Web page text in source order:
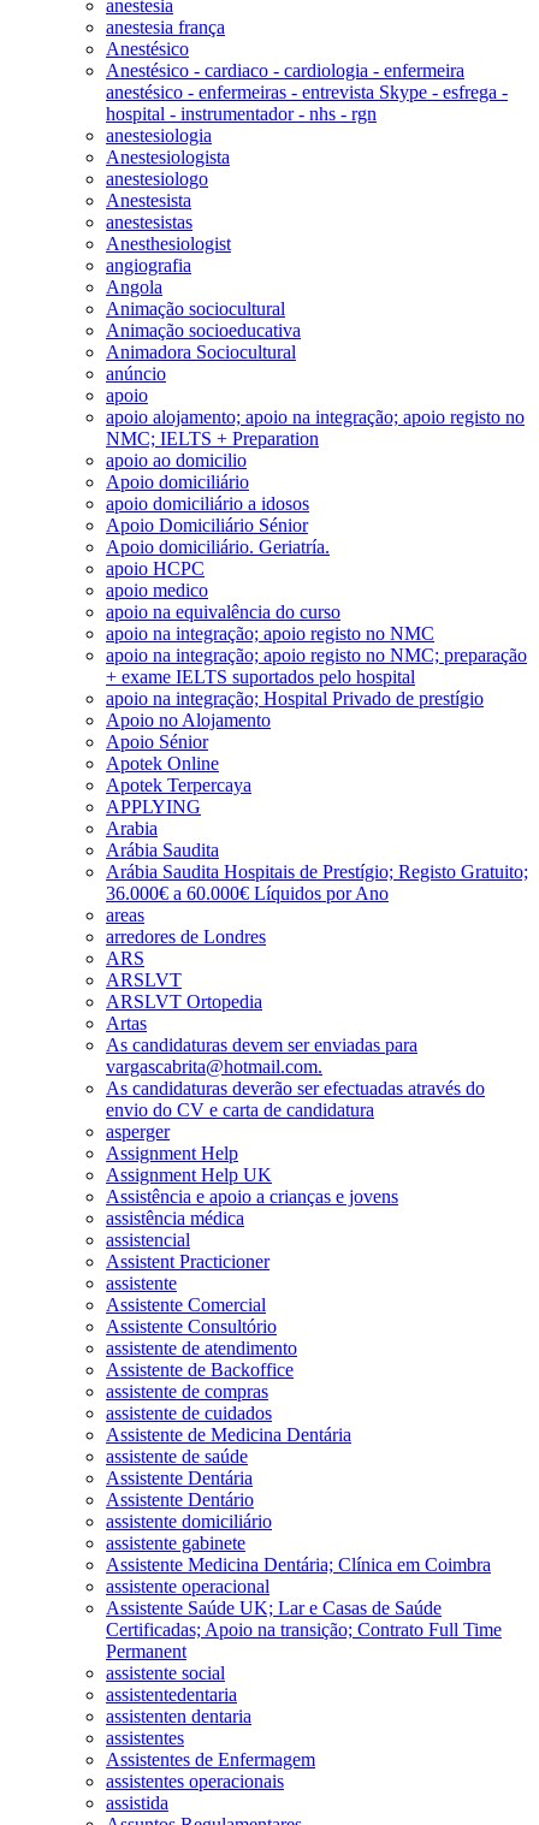
anestesia
anestesia frança
Anestésico
Anestésico - cardiaco - cardiologia - enfermeira
anestésico - enfermeiras - entrevista Skype - esfrega -
hospital - instrumentador - nhs - rgn
anestesiologia
Anestesiologista
anestesiologo
Anestesista
anestesistas
Anesthesiologist
angiografia
Angola
Animação sociocultural
Animação socioeducativa
Animadora Sociocultural
anúncio
apoio
apoio alojamento; apoio na integração; apoio registo no
NMC; IELTS + Preparation
apoio ao domicilio
Apoio domiciliário
apoio domiciliário a idosos
Apoio Domiciliário Sénior
Apoio domiciliário. Geriatría.
apoio HCPC
apoio medico
apoio na equivalência do curso
apoio na integração; apoio registo no NMC
apoio na integração; apoio registo no NMC; preparação
+ exame IELTS suportados pelo hospital
apoio na integração; Hospital Privado de prestígio
Apoio no Alojamento
Apoio Sénior
Apotek Online
Apotek Terpercaya
APPLYING
Arabia
Arábia Saudita
Arábia Saudita Hospitais de Prestígio; Registo Gratuito;
36.000€ a 60.000€ Líquidos por Ano
areas
arredores de Londres
ARS
ARSLVT
ARSLVT Ortopedia
Artas
As candidaturas devem ser enviadas para
vargascabrita@hotmail.com.
As candidaturas deverão ser efectuadas através do
envio do CV e carta de candidatura
asperger
Assignment Help
Assignment Help UK
Assistência e apoio a crianças e jovens
assistência médica
assistencial
Assistent Practicioner
assistente
Assistente Comercial
Assistente Consultório
assistente de atendimento
Assistente de Backoffice
assistente de compras
assistente de cuidados
Assistente de Medicina Dentária
assistente de saúde
Assistente Dentária
Assistente Dentário
assistente domiciliário
assistente gabinete
Assistente Medicina Dentária; Clínica em Coimbra
assistente operacional
Assistente Saúde UK; Lar e Casas de Saúde
Certificadas; Apoio na transição; Contrato Full Time
Permanent
assistente social
assistentedentaria
assistenten dentaria
assistentes
Assistentes de Enfermagem
assistentes operacionais
assistida